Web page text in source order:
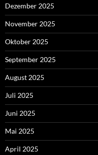
Dezember 2025
November 2025
Oktober 2025
September 2025
August 2025
Juli 2025
Juni 2025
Mai 2025
April 2025